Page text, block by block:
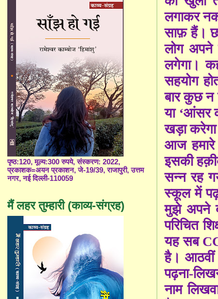
लगाकर
साफ़ हैं।
लोग अपने
लगेगा।
सहयोग
बार कुछ
या ‘आंसर
खड़ा
आज हमारे
इसकी
सन्न रह
स्कूल में
मुझे अपने
परिचित
यह सब
है। आठवीं
पढ़ना-
नाम
पृष्ठ:120, मूल्य:300 रुपये, संस्करण: 2022,
प्रकाशक=अयन प्रकाशन, जे-19/39, राजापुरी, उत्तम
नगर, नई दिल्ली-110059
मैं लहर तुम्हारी (काव्य-संग्रह)